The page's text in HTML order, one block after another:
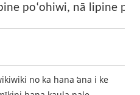
poʻohiwi, nā lipine